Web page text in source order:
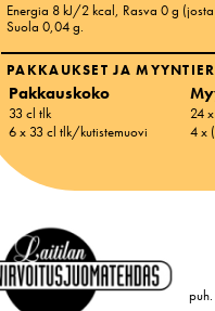
Energia 8 kJ/2 kcal, Rasva 0 g
Suola 0,04 g.
PAKKAUKSET JA
Pakkauskoko
33 cl tlk 24
6 x 33 cl tlk/kutistemuovi 4 x